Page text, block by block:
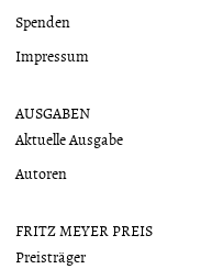
Spenden
Impressum
AUSGABEN
Aktuelle Ausgabe
Autoren
FRITZ MEYER PREIS
Preisträger